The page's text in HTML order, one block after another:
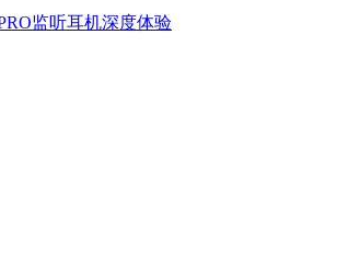
监听耳机深度体验